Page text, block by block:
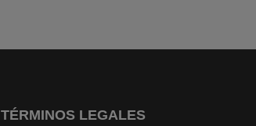
TÉRMINOS LEGALES